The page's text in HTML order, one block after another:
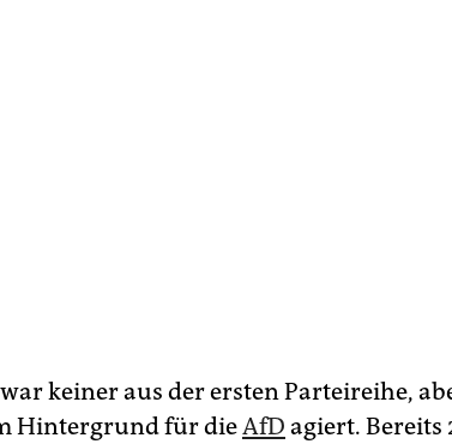
keiner aus der ersten Parteireihe,
Hintergrund für dieAfD agiert. Bereits